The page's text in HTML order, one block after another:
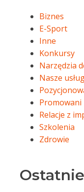
Biznes
E-Sport
Inne
Konkursy
Narzędzia
Nasze
Promowani
Relacje z
Szkolenia
Zdrowie